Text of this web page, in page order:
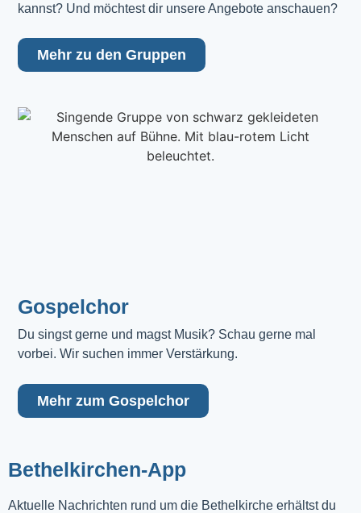
kannst? Und möchtest dir unsere Angebote anschauen?
Mehr zu den Gruppen
Gospelchor
Du singst gerne und magst Musik? Schau gerne mal
vorbei. Wir suchen immer Verstärkung.
Mehr zum Gospelchor
Bethelkirchen-App
Aktuelle Nachrichten rund um die Bethelkirche erhältst du